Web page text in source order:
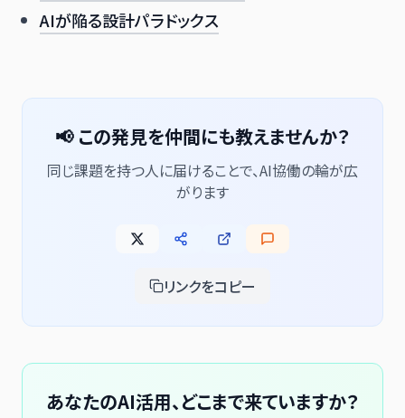
AIが陥る設計パラドックス
📢 この発見を仲間にも教えませんか？
同じ課題を持つ人に届けることで、AI協働の輪が広
がります
リンクをコピー
あなたのAI活用、どこまで来ていますか？